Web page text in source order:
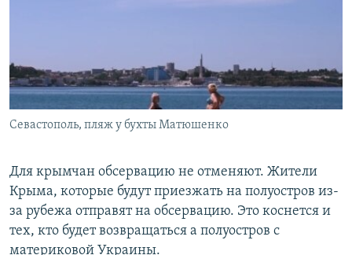
Севастополь, пляж у бухты Матюшенко
Для крымчан обсервацию не отменяют. Жители
Крыма, которые будут приезжать на полуостров из-
за рубежа отправят на обсервацию. Это коснется и
тех, кто будет возвращаться а полуостров с
материковой Украины.